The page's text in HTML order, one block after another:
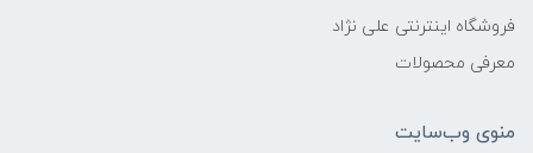
فروشگاه اینترنتی علی نژاد
معرفی محصولات
منوی وب‌سایت